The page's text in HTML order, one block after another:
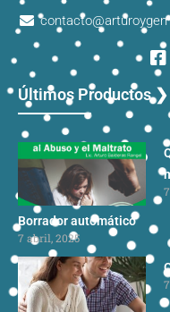
Últimos Productos ❯
Borrador automático
7 abril, 2025